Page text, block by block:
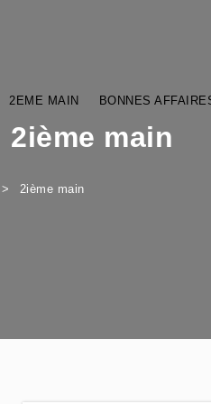
2EME MAIN BONNES
2ième main
2ième main